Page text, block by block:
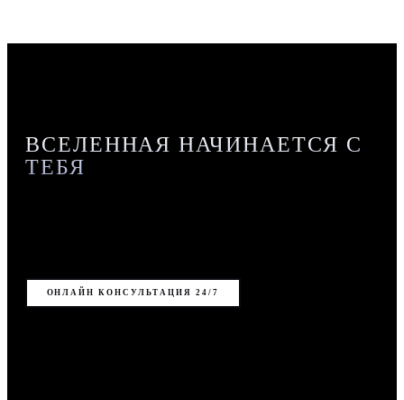
ВСЕЛЕННАЯ НАЧИНАЕТСЯ С
ТЕБЯ
ОНЛАЙН КОНСУЛЬТАЦИЯ 24/7